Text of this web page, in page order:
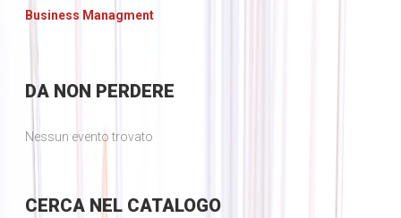
Business Managment
DANON PERDERE
Nessun evento trovato
CERCANEL CATALOGO